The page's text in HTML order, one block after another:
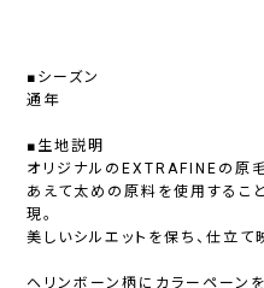
■シーズン
通年
■生地説明
オリジナルのEXTRAFINEの原
あえて太めの原料を使用するこ
現。
美しいシルエットを保ち、仕立
ヘリンボーン柄にカラーペーンを